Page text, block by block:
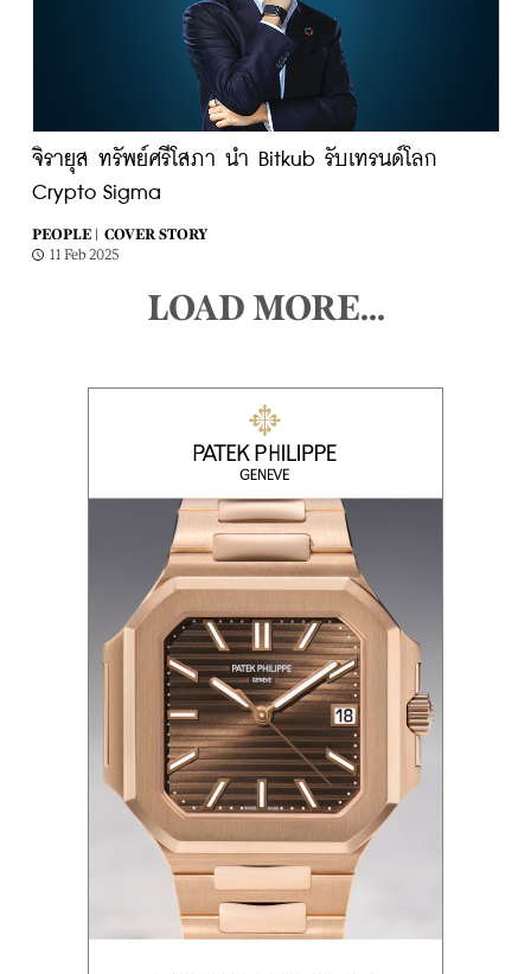
จิรายุส ทรัพย์ศรีโสภา นำ Bitkub รับเทรนด์โลก
Crypto Sigma
PEOPLE |
COVER STORY
11 Feb 2025
LOAD MORE...